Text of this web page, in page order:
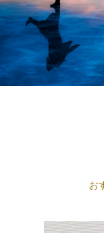
お